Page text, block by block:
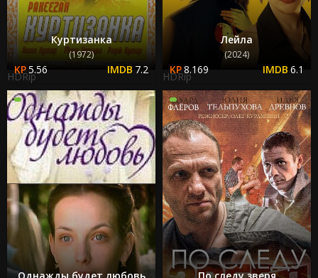
Куртизанка
(1972)
5.56 7.2
HDRip
Лейла
(2024)
8.169 6.1
HDRip